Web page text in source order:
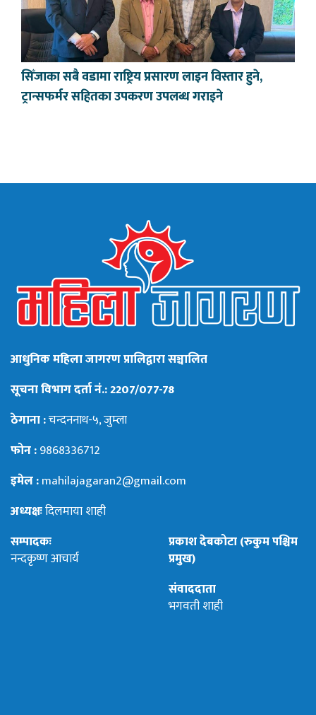
सिँजाका सबै वडामा राष्ट्रिय प्रसारण लाइन विस्तार हुने,
ट्रान्सफर्मर सहितका उपकरण उपलब्ध गराइने
आधुनिक महिला जागरण प्रालिद्वारा सञ्चालित
सूचना विभाग दर्ता नं.: 2207/077-78
ठेगाना :चन्दननाथ-५, जुम्ला
फोन :9868336712
इमेल :mahilajagaran2@gmail.com
अध्यक्षःदिलमाया शाही
सम्पादकः
नन्दकृष्ण आचार्य
प्रकाश देबकोटा (रुकुम पश्चिम
प्रमुख)
संवाददाता
भगवती शाही